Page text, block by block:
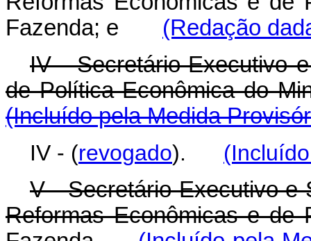
Fazenda; e (Redação
IV - Secretário-Executivo
de Política Econômica do
(Incluído pela Medida
IV - (revogado).
V - Secretário-Executivo e
Reformas Econômicas e de